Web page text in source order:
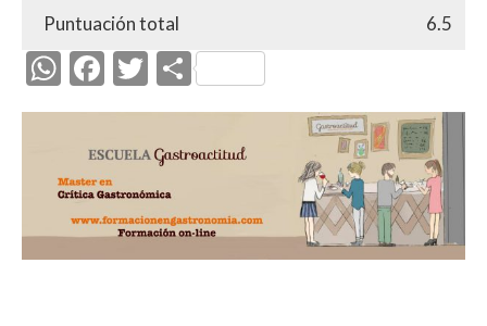
Puntuación total 6.5
W
h
at
s
A
p
F
ac
e
b
o
o
T
w
itt
er
C
o
p
ar
ti